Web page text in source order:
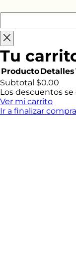
e
Tu
del
ProductoDetalles
Subtotal $0.00
Los descuentos
Ver mi carrito
Ir a finalizar compra